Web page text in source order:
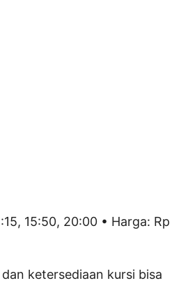
15:50, 20:00 • Harga: Rp
ketersediaan kursi bisa